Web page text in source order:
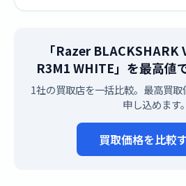
「Razer BLACKSHARK
R3M1 WHITE」を最高値
1社の買取店を一括比較。最高買
申し込めます。
買取価格を比較